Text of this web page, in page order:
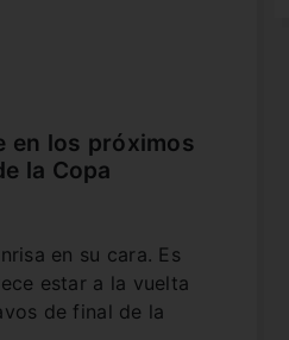
en los próximos
la Copa
en su cara. Es
estar a la vuelta
de final de la